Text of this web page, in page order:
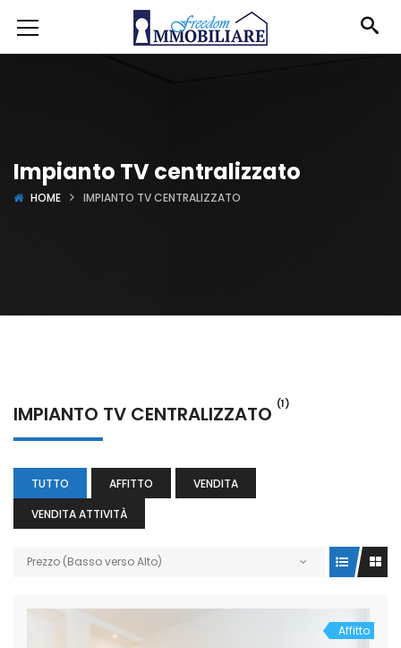
Impianto TV centralizzato
HOME IMPIANTO TV CENTRALIZZATO
IMPIANTO TV CENTRALIZZATO (1)
TUTTO AFFITTO
VENDITA
VENDITA ATTIVITÀ
Prezzo (Basso verso Alto)
Affitto